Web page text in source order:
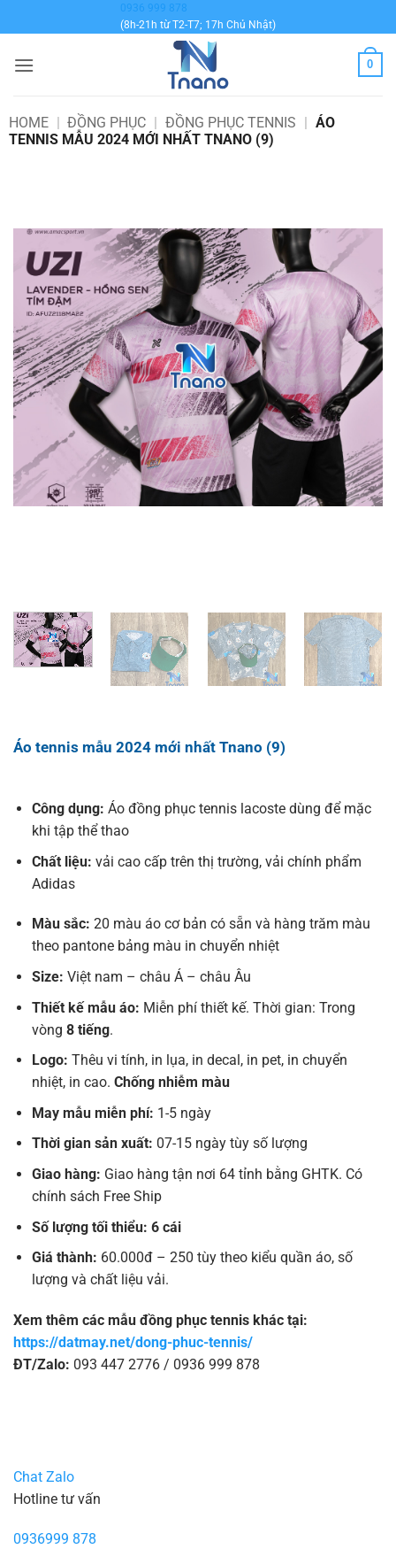
qua
dung
0936 999 878
(8h-21h từ T2-T7; 17h Chủ Nhật)
0
HOME | ĐỒNG PHỤC | ĐỒNG PHỤC TENNIS | ÁO
TENNIS MẪU 2024 MỚI NHẤT TNANO (9)
Áo tennis mẫu 2024 mới nhất Tnano (9)
Công dụng: Áo đồng phục tennis lacoste dùng để mặc
khi tập thể thao
Chất liệu: vải cao cấp trên thị trường, vải chính phẩm
Adidas
Màu sắc: 20 màu áo cơ bản có sẵn và hàng trăm màu
theo pantone bảng màu in chuyển nhiệt
Size: Việt nam – châu Á – châu Âu
Thiết kế mẫu áo: Miễn phí thiết kế. Thời gian: Trong
vòng 8 tiếng.
Logo: Thêu vi tính, in lụa, in decal, in pet, in chuyển
nhiệt, in cao. Chống nhiễm màu
May mẫu miễn phí: 1-5 ngày
Thời gian sản xuất: 07-15 ngày tùy số lượng
Giao hàng: Giao hàng tận nơi 64 tỉnh bằng GHTK. Có
chính sách Free Ship
Số lượng tối thiểu: 6 cái
Giá thành: 60.000đ – 250 tùy theo kiểu quần áo, số
lượng và chất liệu vải.
Xem thêm các mẫu đồng phục tennis khác tại:
https://datmay.net/dong-phuc-tennis/
ĐT/Zalo: 093 447 2776 / 0936 999 878
Chat Zalo
Hotline tư vấn
0936999 878